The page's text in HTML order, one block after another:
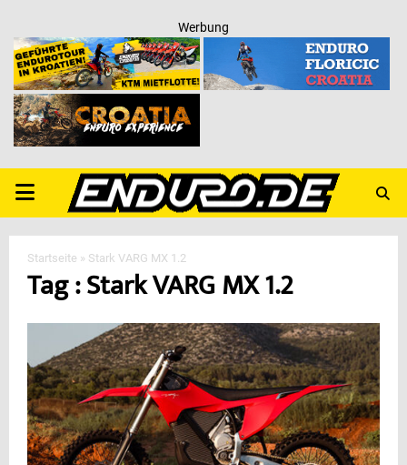
Werbung
PRIMARY
MENU
Startseite » Stark VARG MX 1.2
Tag : Stark VARG MX 1.2